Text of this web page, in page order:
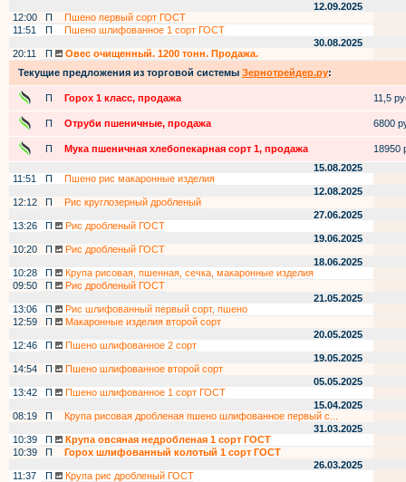
12.09.2025
12:00
П
Пшено первый сорт ГОСТ
11:51
П
Пшено шлифованное 1 сорт ГОСТ
30.08.2025
20:11
П
Овес очищенный. 1200 тонн. Продажа.
Текущие предложения из торговой системы Зернотрейдер.ру:
П Горох 1 класс, продажа 11,5
П Отруби пшеничные, продажа 6800
П Мука пшеничная хлебопекарная сорт 1, продажа
18950
15.08.2025
11:51
П
Пшено рис макаронные изделия
12.08.2025
12:12
П
Рис круглозерный дробленый
27.06.2025
13:26
П
Рис дробленый ГОСТ
19.06.2025
10:20
П
Рис дробленый ГОСТ
18.06.2025
10:28
П
Крупа рисовая, пшенная, сечка, макаронные изделия
09:50
П
Рис дробленый ГОСТ
21.05.2025
13:06
П
Рис шлифованный первый сорт, пшено
12:59
П
Макаронные изделия второй сорт
20.05.2025
12:46
П
Пшено шлифованное 2 сорт
19.05.2025
14:54
П
Пшено шлифованное второй сорт
05.05.2025
13:42
П
Пшено шлифованное 1 сорт ГОСТ
15.04.2025
08:19
П
Крупа рисовая дробленая пшено шлифованное первый с...
31.03.2025
10:39
П
Крупа овсяная недробленая 1 сорт ГОСТ
10:39
П
Горох шлифованный колотый 1 сорт ГОСТ
26.03.2025
11:37
П
Крупа рис дробленый ГОСТ